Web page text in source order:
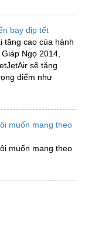
bay dịp tết
tăng cao của hành
Ngọ 2014,
sẽ tăng
điểm như
muốn mang theo
muốn mang theo